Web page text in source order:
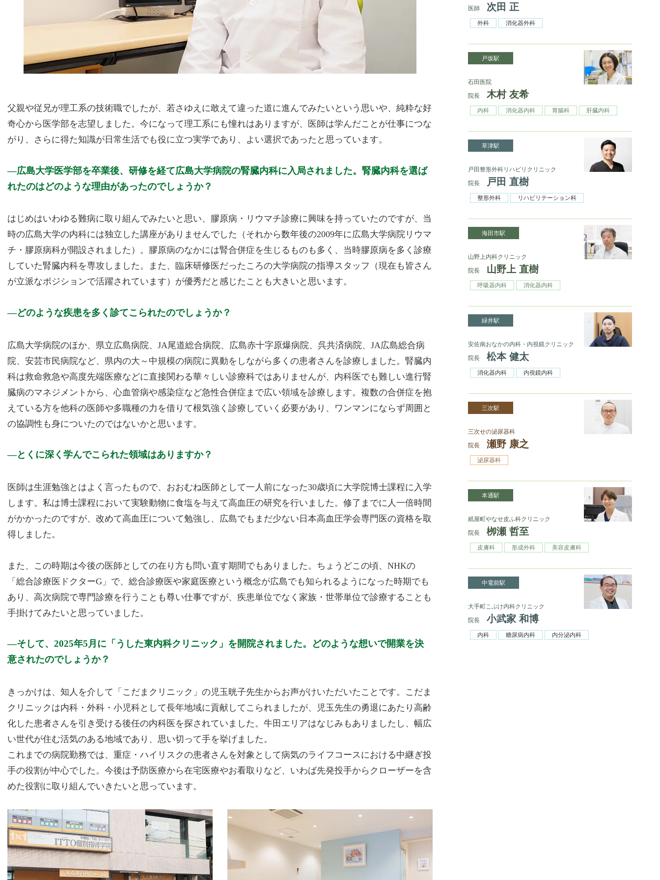
父親や従兄が理工系の技術職でしたが、若さゆえに敢えて違った道に進んでみたいという思いや、純粋な好
奇心から医学部を志望しました。今になって理工系にも憧れはありますが、医師は学んだことが仕事につな
がり、さらに得た知識が日常生活でも役に立つ実学であり、よい選択であったと思っています。
広島大学医学部を卒業後、研修を経て広島大学病院の腎臓内科に入局されました。腎臓内科を選ば
れたのはどのような理由があったのでしょうか？
はじめはいわゆる難病に取り組んでみたいと思い、膠原病・リウマチ診療に興味を持っていたのですが、当
時の広島大学の内科には独立した講座がありませんでした（それから数年後の2009年に広島大学病院リウマ
チ・膠原病科が開設されました）。膠原病のなかには腎合併症を生じるものも多く、当時膠原病を多く診療
していた腎臓内科を専攻しました。また、臨床研修医だったころの大学病院の指導スタッフ（現在も皆さん
が立派なポジションで活躍されています）が優秀だと感じたことも大きいと思います。
どのような疾患を多く診てこられたのでしょうか？
広島大学病院のほか、県立広島病院、JA尾道総合病院、広島赤十字原爆病院、呉共済病院、JA広島総合病
院、安芸市民病院など、県内の大～中規模の病院に異動をしながら多くの患者さんを診療しました。腎臓内
科は救命救急や高度先端医療などに直接関わる華々しい診療科ではありませんが、内科医でも難しい進行腎
臓病のマネジメントから、心血管病や感染症など急性合併症まで広い領域を診療します。複数の合併症を抱
えている方を他科の医師や多職種の力を借りて根気強く診療していく必要があり、ワンマンにならず周囲と
の協調性も身についたのではないかと思います。
とくに深く学んでこられた領域はありますか？
医師は生涯勉強とはよく言ったもので、おおむね医師として一人前になった30歳頃に大学院博士課程に入学
します。私は博士課程において実験動物に食塩を与えて高血圧の研究を行いました。修了までに人一倍時間
がかかったのですが、改めて高血圧について勉強し、広島でもまだ少ない日本高血圧学会専門医の資格を取
得しました。
また、この時期は今後の医師としての在り方も問い直す期間でもありました。ちょうどこの頃、NHKの
「総合診療医ドクターG」で、総合診療医や家庭医療という概念が広島でも知られるようになった時期でも
あり、高次病院で専門診療を行うことも尊い仕事ですが、疾患単位でなく家族・世帯単位で診療することも
手掛けてみたいと思っていました。
そして、2025年5月に「うした東内科クリニック」を開院されました。どのような想いで開業を決
意されたのでしょうか？
きっかけは、知人を介して「こだまクリニック」の児玉晄子先生からお声がけいただいたことです。こだま
クリニックは内科・外科・小児科として長年地域に貢献してこられましたが、児玉先生の勇退にあたり高齢
化した患者さんを引き受ける後任の内科医を探されていました。牛田エリアはなじみもありましたし、幅広
い世代が住む活気のある地域であり、思い切って手を挙げました。
これまでの病院勤務では、重症・ハイリスクの患者さんを対象として病気のライフコースにおける中継ぎ投
手の役割が中心でした。今後は予防医療から在宅医療やお看取りなど、いわば先発投手からクローザーを含
めた役割に取り組んでいきたいと思っています。
医師 次田 正
外科 消化器外科
戸坂駅
石田医院
院長
木村 友希
内科 消化器内科 胃腸科 肝臓内科
草津駅
戸田整形外科リハビリクリニック
院長
戸田 直樹
整形外科 リハビリテーション科
海田市駅
山野上内科クリニック
院長
山野上 直樹
呼吸器内科 消化器内科
緑井駅
安佐南おなかの内科・内視鏡クリニック
院長
松本 健太
消化器内科 内視鏡内科
三次駅
三次せの泌尿器科
院長
瀬野 康之
泌尿器科
本通駅
紙屋町やなせ皮ふ科クリニック
院長
栁瀬 哲至
皮膚科 形成外科 美容皮膚科
中電前駅
大手町こぶけ内科クリニック
院長
小武家 和博
内科 糖尿病内科 内分泌内科